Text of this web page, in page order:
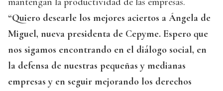
“Quiero desearle los mejores aciertos a Ángela de
Miguel, nueva presidenta de Cepyme. Espero que
nos sigamos encontrando en el diálogo social, en
la defensa de nuestras pequeñas y medianas
empresas y en seguir mejorando los derechos